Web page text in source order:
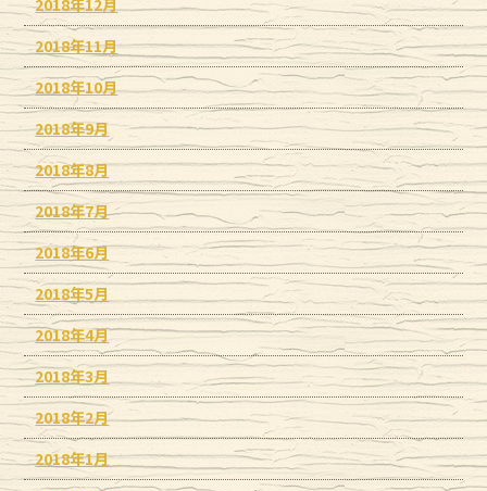
2018年11月
2018年10月
2018年9月
2018年8月
2018年7月
2018年6月
2018年5月
2018年4月
2018年3月
2018年2月
2018年1月